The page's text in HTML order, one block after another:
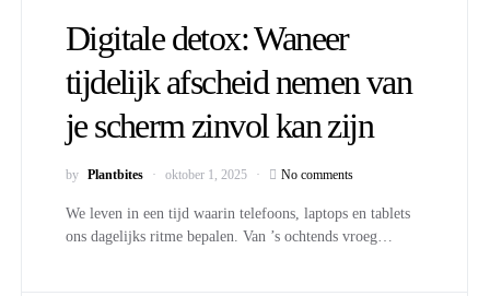
Digitale detox: Waneer
tijdelijk afscheid nemen van
je scherm zinvol kan zijn
by Plantbites oktober 1, 2025 No comments
We leven in een tijd waarin telefoons, laptops en tablets
ons dagelijks ritme bepalen. Van ’s ochtends vroeg…